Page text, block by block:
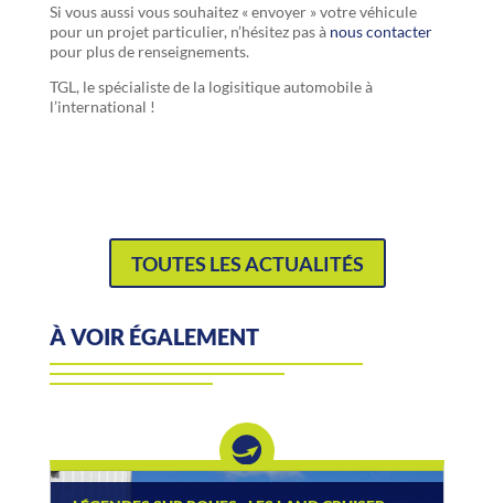
Si vous aussi vous souhaitez « envoyer » votre véhicule
pour un projet particulier, n’hésitez pas à nous contacter
pour plus de renseignements.
TGL, le spécialiste de la logisitique automobile à
l’international !
TOUTES LES ACTUALITÉS
À VOIR ÉGALEMENT